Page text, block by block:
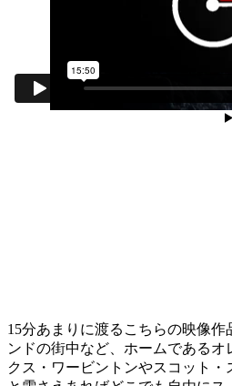
15分あまりに渡るこちらの映像
ンドの街中など、ホームであるオ
クス・ワービントンやスコット・